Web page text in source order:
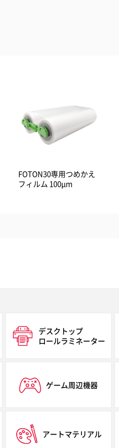
FOTON30専用つめかえ
フィルム 100μm
デスクトップ
ロールラミネーター
ゲーム周辺機器
アートマテリアル